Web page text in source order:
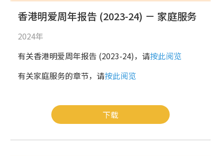
香港明爱周年报告 (2023-24) － 家庭服务
2024年
有关香港明爱周年报告 (2023-24)，请按此阅览
有关家庭服务的章节，请按此阅览
下载